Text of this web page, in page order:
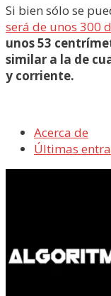
Si bien sólo se
será de unos 300
unos 53
similar a la de
y corriente.
Acerca de
Últimas